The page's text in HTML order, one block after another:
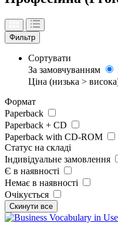
Фильтр
Сортувати
За замовчуванням
Ціна (низька >
Формат
Paperback
Paperback + CD
Paperback with CD-ROM
Статус на складі
Індивідуальне замовлення
Є в наявності
Немає в наявності
Очікується